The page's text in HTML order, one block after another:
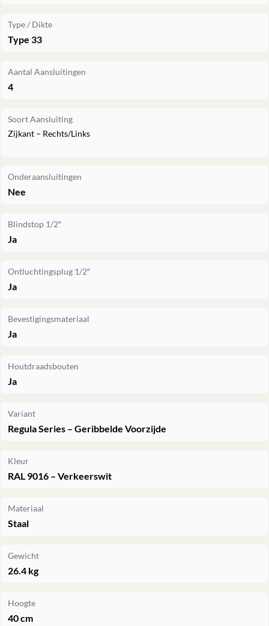
Type / Dikte
Type 33
Aantal Aansluitingen
4
Soort Aansluiting
Zijkant – Rechts/Links
Onderaansluitingen
Nee
Blindstop 1/2″
Ja
Ontluchtingsplug 1/2″
Ja
Bevestigingsmateriaal
Ja
Houtdraadsbouten
Ja
Variant
Regula Series – Geribbelde Voorzijde
Kleur
RAL 9016 – Verkeerswit
Materiaal
Staal
Gewicht
26.4 kg
Hoogte
40 cm